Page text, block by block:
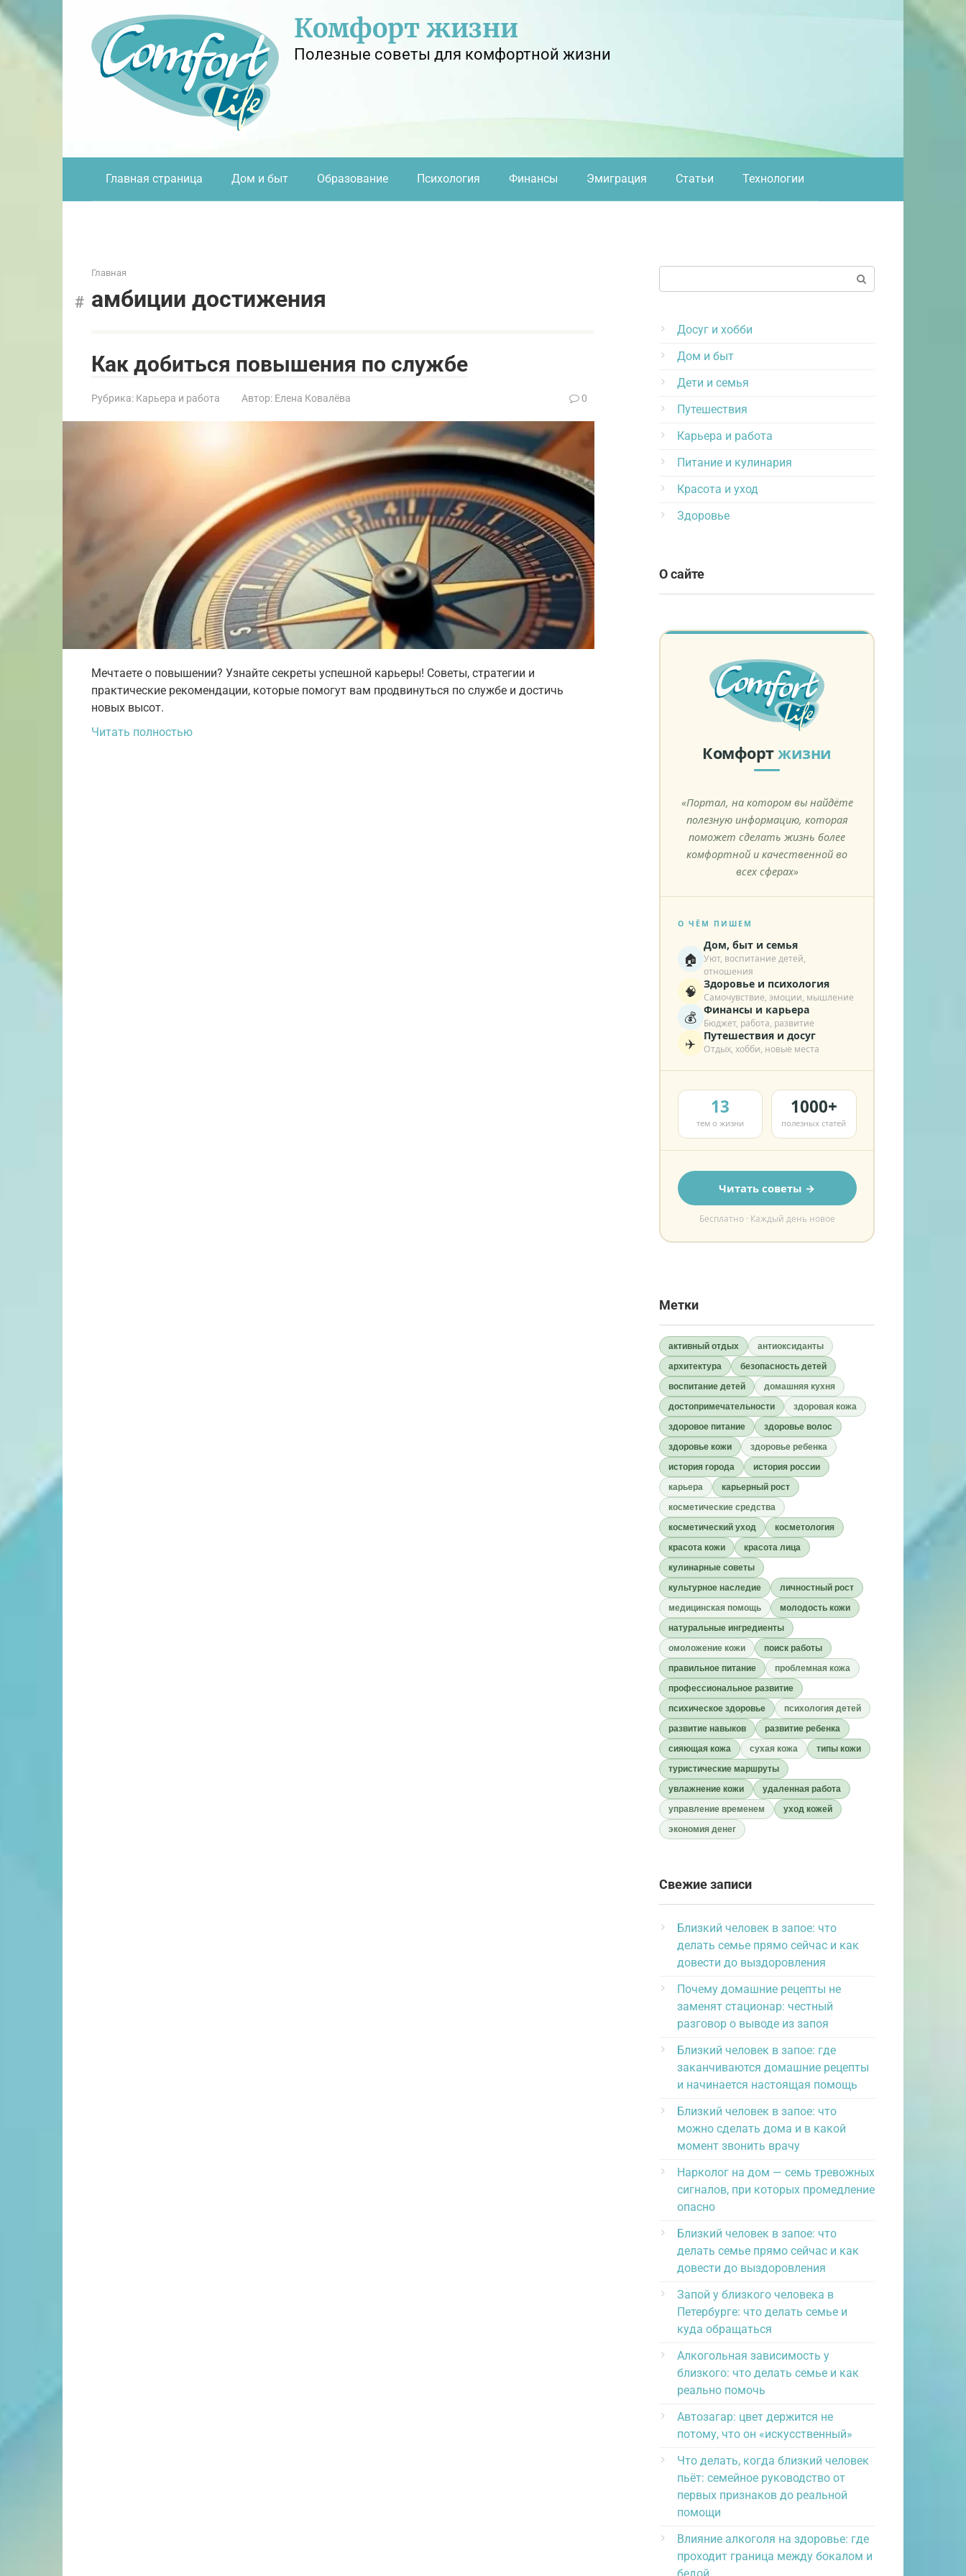
Перейти
контенту
Комфорт жизни
Полезные советы для комфортной жизни
Главная страница Дом и быт Образование Психология Финансы Эмиграция Статьи Технологии
Главная
амбиции достижения
Как добиться повышения по службе
Рубрика: Карьера и работа Автор: Елена Ковалёва 0
Мечтаете о повышении? Узнайте секреты успешной карьеры! Советы, стратегии и
практические рекомендации, которые помогут вам продвинуться по службе и достичь
новых высот.
Читать полностью
Досуг и хобби
Дом и быт
Дети и семья
Путешествия
Карьера и работа
Питание и кулинария
Красота и уход
Здоровье
О сайте
Комфортжизни
«Портал, на котором вы найдёте
полезную информацию, которая
поможет сделать жизнь более
комфортной и качественной во
всех сферах»
О ЧЁМ ПИШЕМ
🏠
Дом, быт и семья
Уют, воспитание детей,
отношения
🧠 Здоровье и психология
Самочувствие, эмоции, мышление
💰 Финансы и карьера
Бюджет, работа, развитие
✈️ Путешествия и досуг
Отдых, хобби, новые места
13
тем о жизни
1000+
полезных статей
Читать советы →
Бесплатно · Каждый день новое
Метки
активный отдых
антиоксиданты
архитектура
безопасность детей
воспитание детей
домашняя кухня
достопримечательности
здоровая кожа
здоровое питание
здоровье волос
здоровье кожи
здоровье ребенка
история города
история россии
карьера
карьерный рост
косметические средства
косметический уход
косметология
красота кожи
красота лица
кулинарные советы
культурное наследие
личностный рост
медицинская помощь
молодость кожи
натуральные ингредиенты
омоложение кожи
поиск работы
правильное питание
проблемная кожа
профессиональное развитие
психическое здоровье
психология детей
развитие навыков
развитие ребенка
сияющая кожа
сухая кожа
типы кожи
туристические маршруты
увлажнение кожи
удаленная работа
управление временем
уход кожей
экономия денег
Свежие записи
Близкий человек в запое: что
делать семье прямо сейчас и как
довести до выздоровления
Почему домашние рецепты не
заменят стационар: честный
разговор о выводе из запоя
Близкий человек в запое: где
заканчиваются домашние рецепты
и начинается настоящая помощь
Близкий человек в запое: что
можно сделать дома и в какой
момент звонить врачу
Нарколог на дом — семь тревожных
сигналов, при которых промедление
опасно
Близкий человек в запое: что
делать семье прямо сейчас и как
довести до выздоровления
Запой у близкого человека в
Петербурге: что делать семье и
куда обращаться
Алкогольная зависимость у
близкого: что делать семье и как
реально помочь
Автозагар: цвет держится не
потому, что он «искусственный»
Что делать, когда близкий человек
пьёт: семейное руководство от
первых признаков до реальной
помощи
Влияние алкоголя на здоровье: где
проходит граница между бокалом и